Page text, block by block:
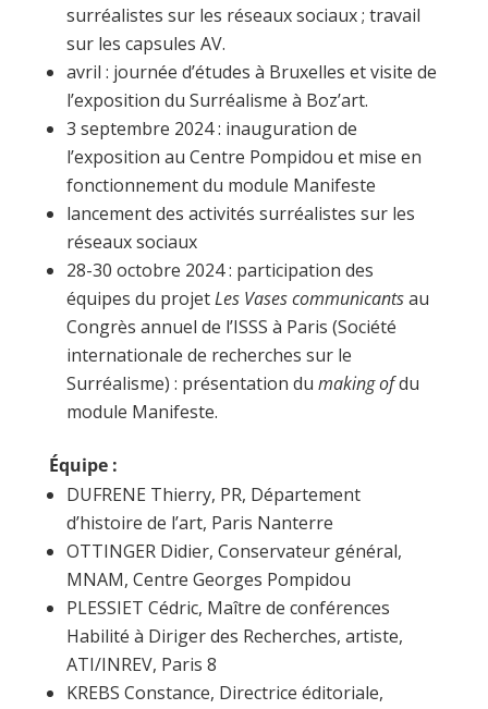
surréalistes sur les réseaux sociaux ; travail
sur les capsules AV.
avril : journée d’études à Bruxelles et visite de
l’exposition du Surréalisme à Boz’art.
3 septembre 2024 : inauguration de
l’exposition au Centre Pompidou et mise en
fonctionnement du module Manifeste
lancement des activités surréalistes sur les
réseaux sociaux
28-30 octobre 2024 : participation des
équipes du projetLes Vases communicantsau
Congrès annuel de l’ISSS à Paris (Société
internationale de recherches sur le
Surréalisme) : présentation du making ofdu
module Manifeste.
Équipe :
DUFRENE Thierry, PR, Département
d’histoire de l’art, Paris Nanterre
OTTINGER Didier, Conservateur général,
MNAM, Centre Georges Pompidou
PLESSIET Cédric, Maître de conférences
Habilité à Diriger des Recherches, artiste,
ATI/INREV, Paris 8
KREBS Constance, Directrice éditoriale,